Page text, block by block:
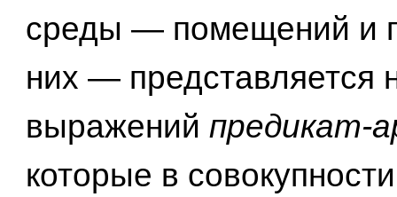
среды — помещений и
них — представляется
выражений предикат-
которые в